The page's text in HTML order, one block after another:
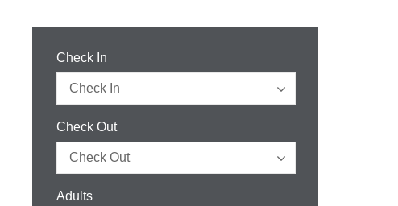
Check In
Check Out
Adults